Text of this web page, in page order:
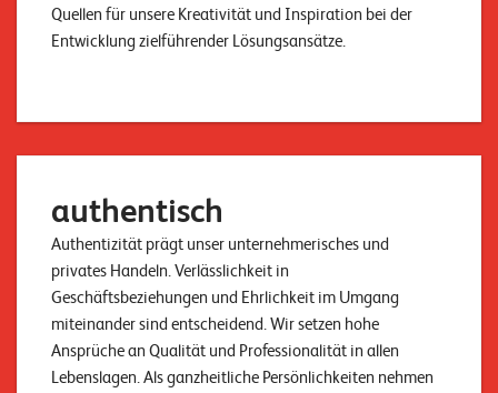
Quellen für unsere Kreativität und Inspiration bei der
Entwicklung zielführender Lösungsansätze.
authentisch
Authentizität prägt unser unternehmerisches und
privates Handeln. Verlässlichkeit in
Geschäftsbeziehungen und Ehrlichkeit im Umgang
miteinander sind entscheidend. Wir setzen hohe
Ansprüche an Qualität und Professionalität in allen
Lebenslagen. Als ganzheitliche Persönlichkeiten nehmen